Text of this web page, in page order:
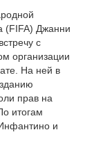
(FIFA) Джанни
с
организации
На ней в
прав на
итогам
и